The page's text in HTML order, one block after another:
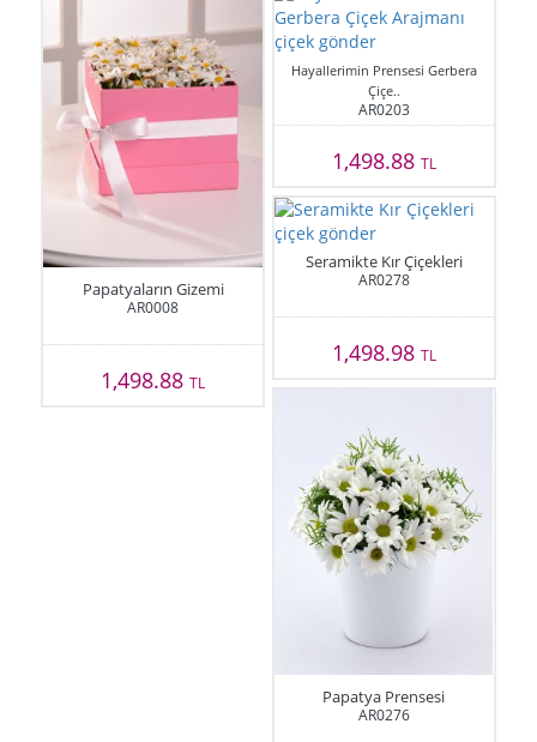
Papatyaların Gizemi
AR0008
1,498.88TL
Hayallerimin Prensesi Gerbera
Çiçe..
AR0203
1,498.88 TL
Seramikte Kır Çiçekleri
AR0278
1,498.98 TL
Papatya Prensesi
AR0276